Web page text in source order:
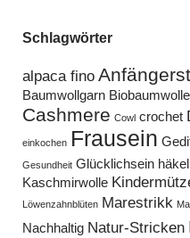
Schlagwörter
alpaca fino
Baumwollgarn Biobaumwolle
Cashmere Cowl crochet
einkochen Frausein
Gesundheit Glücklichsein
Kaschmirwolle
Löwenzahnblüten Marestrikk
Nachhaltig Natur-Stricken